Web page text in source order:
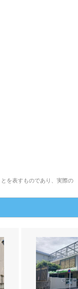
を表すものであり、実際の